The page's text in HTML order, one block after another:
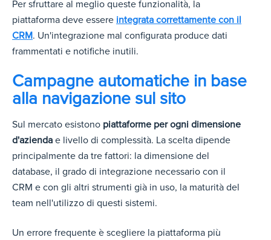
Per sfruttare al meglio queste funzionalità, la
piattaforma deve essere integrata correttamente con il
CRM. Un'integrazione mal configurata produce dati
frammentati e notifiche inutili.
Campagne automatiche in base
alla navigazione sul sito
Sul mercato esistono piattaforme per ogni dimensione
d'azienda e livello di complessità. La scelta dipende
principalmente da tre fattori: la dimensione del
database, il grado di integrazione necessario con il
CRM e con gli altri strumenti già in uso, la maturità del
team nell'utilizzo di questi sistemi.
Un errore frequente è scegliere la piattaforma più